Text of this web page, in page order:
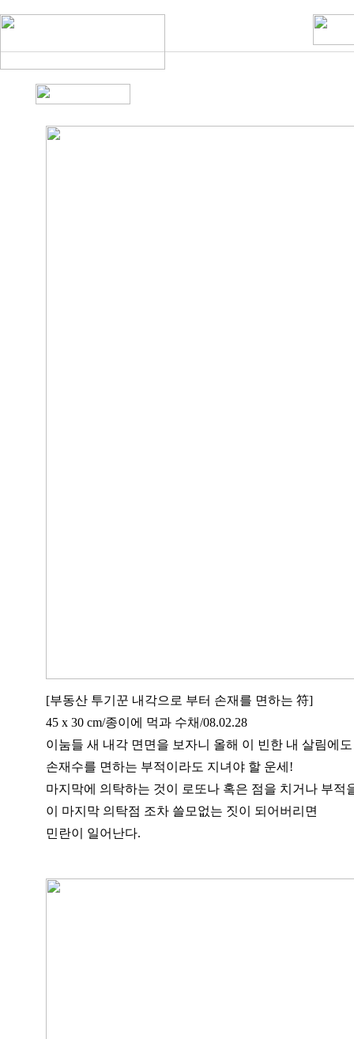
[부동산 투기꾼 내각으로 부터 손재를 면하는 符]
45 x 30 cm/종이에 먹과 수채/08.02.28
이눔들 새 내각 면면을 보자니 올해 이 빈한 내 살림에
손재수를 면하는 부적이라도 지녀야 할 운세!
마지막에 의탁하는 것이 로또나 혹은 점을 치거나 부적
이 마지막 의탁점 조차 쓸모없는 짓이 되어버리면
민란이 일어난다.